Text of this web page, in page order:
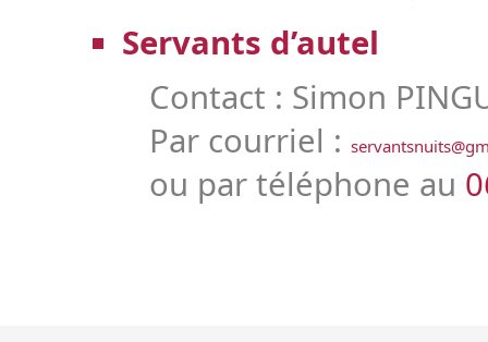
Servants d’autel
Contact : Simon
Par courriel :
ou par téléphone au